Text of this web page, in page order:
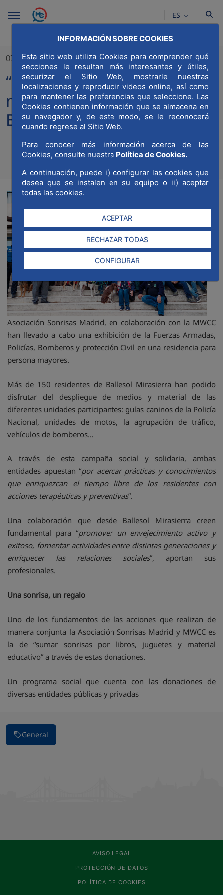
Saltar al contenido principal
INFORMACIÓN SOBRE COOKIES
Esta sitio web utiliza Cookies para comprender qué
secciones le resultan más interesantes y útiles,
securizar el Sitio Web, mostrarle nuestras
localizaciones y reproducir videos online, así como
para mantener las preferencias que seleccione. Las
Cookies contienen información que se almacena en
su navegador y, de este modo, se le reconocerá
cuando regrese al Sitio Web.
Para conocer más información acerca de las
Cookies, consulte nuestra Política de Cookies.
A continuación, puede i) configurar las cookies que
desea que se instalen en su equipo o ii) aceptar
todas las cookies.
ACEPTAR
RECHAZAR TODAS
CONFIGURAR
ES
07/11/2022
“Sonrisas” para las personas
mayores de la residencia
Ballesol Mirasierra
Asociación Sonrisas Madrid, en colaboración con la MWCC
han llevado a cabo una exhibición de la Fuerzas Armadas,
Policías, Bomberos y protección Civil en una residencia para
persona mayores.
Más de 150 residentes de Ballesol Mirasierra han podido
disfrutar del despliegue de medios y material de las
diferentes unidades participantes: guías caninos de la Policía
Nacional, unidades de motos, la agrupación de tráfico,
vehículos de bomberos…
A través de esta campaña social y solidaria, ambas
entidades apuestan “por acercar prácticas y conocimientos
que enriquezcan el tiempo libre de los residentes con
acciones terapéuticas y preventivas”.
Una colaboración que desde Ballesol Mirasierra creen
fundamental para “promover un envejecimiento activo y
exitoso, fomentar actividades entre distintas generaciones y
enriquecer las relaciones sociales”, aportan sus
profesionales.
Una sonrisa, un regalo
Uno de los fundamentos de las acciones que realizan de
manera conjunta la Asociación Sonrisas Madrid y MWCC es
la de “sumar sonrisas por libros, juguetes y material
educativo” a través de estas donaciones.
Un programa social que cuenta con las donaciones de
diversas entidades públicas y privadas
General
AVISO LEGAL
PROTECCIÓN DE DATOS
POLÍTICA DE COOKIES